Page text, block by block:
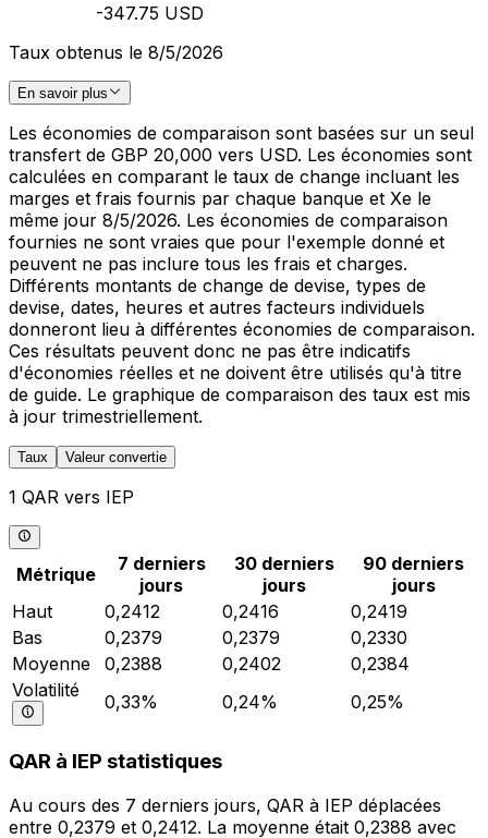
-347.75 USD
Taux obtenus le 8/5/2026
En savoir plus
Les économies de comparaison sont basées sur un seul
transfert de GBP 20,000 vers USD. Les économies sont
calculées en comparant le taux de change incluant les
marges et frais fournis par chaque banque et Xe le
même jour 8/5/2026. Les économies de comparaison
fournies ne sont vraies que pour l'exemple donné et
peuvent ne pas inclure tous les frais et charges.
Différents montants de change de devise, types de
devise, dates, heures et autres facteurs individuels
donneront lieu à différentes économies de comparaison.
Ces résultats peuvent donc ne pas être indicatifs
d'économies réelles et ne doivent être utilisés qu'à titre
de guide. Le graphique de comparaison des taux est mis
à jour trimestriellement.
Taux Valeur convertie
1 QAR vers IEP
Métrique
7 derniers
jours
30 derniers
jours
90 derniers
jours
Haut
0,2412 0,2416
0,2419
Bas
0,2379 0,2379
0,2330
Moyenne
0,2388 0,2402
0,2384
Volatilité
0,33% 0,24% 0,25%
QAR à IEP statistiques
Au cours des 7 derniers jours, QAR à IEP déplacées
entre 0,2379 et 0,2412. La moyenne était 0,2388 avec